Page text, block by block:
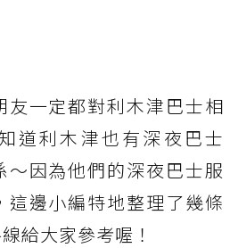
友一定都對利木津巴士相
道利木津也有深夜巴士
～因為他們的深夜巴士服
這邊小編特地整理了幾條
給大家參考喔！